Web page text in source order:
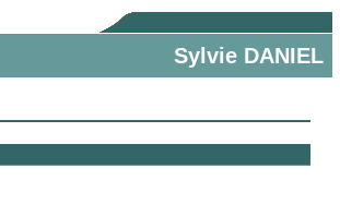
Sylvie DANIEL